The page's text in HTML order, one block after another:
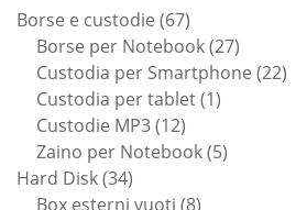
Borse e custodie 6767
prodotti
Borse per Notebook 2727
prodotti
Custodia per Smartphone 2222
Custodia per tablet 11
Custodie MP3 1212
prodotti
Zaino per Notebook 55
Hard Disk 3434
prodotti
Box esterni vuoti 88